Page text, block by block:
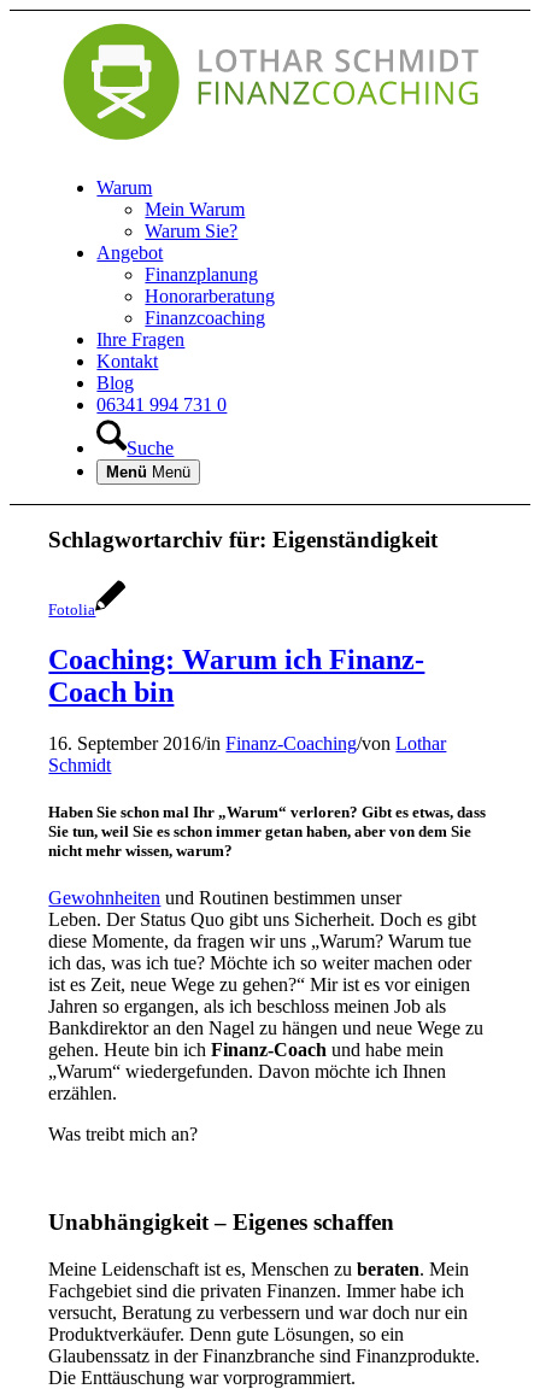
Warum
Mein Warum
Warum Sie?
Angebot
Finanzplanung
Honorarberatung
Finanzcoaching
Ihre Fragen
Kontakt
Blog
06341 994 731 0
Suche
Menü Menü
Schlagwortarchiv für:Eigenständigkeit
Fotolia
Coaching: Warum ich Finanz-
Coach bin
16. September 2016/inFinanz-Coaching/vonLothar
Schmidt
Haben Sie schon mal Ihr „Warum“ verloren? Gibt es etwas, dass
Sie tun, weil Sie es schon immer getan haben, aber von dem Sie
nicht mehr wissen, warum?
Gewohnheiten und Routinen bestimmen unser
Leben. Der Status Quo gibt uns Sicherheit. Doch es gibt
diese Momente, da fragen wir uns „Warum? Warum tue
ich das, was ich tue? Möchte ich so weiter machen oder
ist es Zeit, neue Wege zu gehen?“ Mir ist es vor einigen
Jahren so ergangen, als ich beschloss meinen Job als
Bankdirektor an den Nagel zu hängen und neue Wege zu
gehen. Heute bin ichFinanz-Coach und habe mein
„Warum“ wiedergefunden. Davon möchte ich Ihnen
erzählen.
Was treibt mich an?
Unabhängigkeit – Eigenes schaffen
Meine Leidenschaft ist es, Menschen zuberaten. Mein
Fachgebiet sind die privaten Finanzen. Immer habe ich
versucht, Beratung zu verbessern und war doch nur ein
Produktverkäufer. Denn gute Lösungen, so ein
Glaubenssatz in der Finanzbranche sind Finanzprodukte.
Die Enttäuschung war vorprogrammiert.